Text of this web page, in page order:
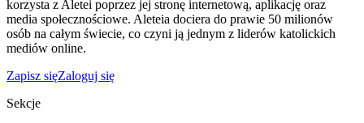
korzysta z Aletei poprzez jej stronę internetową, aplikację oraz
media społecznościowe. Aleteia dociera do prawie 50 milionów
osób na całym świecie, co czyni ją jednym z liderów katolickich
mediów online.
Zapisz sięZaloguj się
Sekcje